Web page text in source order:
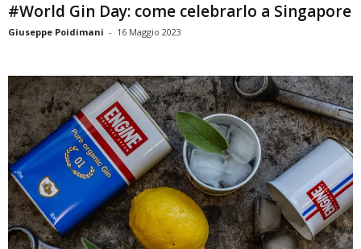
#World Gin Day: come celebrarlo a Singapore
Giuseppe Poidimani - 16 Maggio 2023